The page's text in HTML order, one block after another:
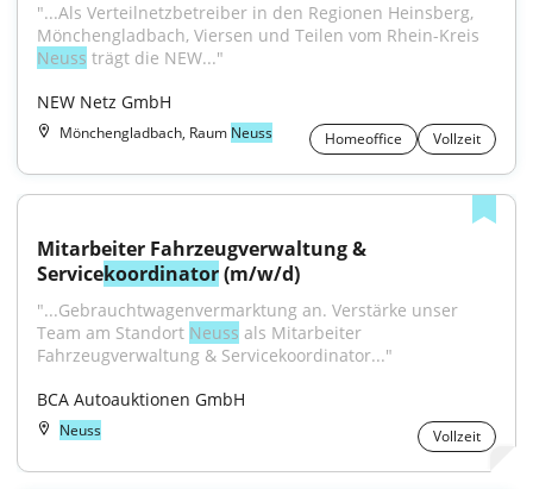
"...Als Verteilnetzbetreiber in den Regionen Heinsberg,
Neuss trägt die NEW..."
NEW Netz GmbH
Mönchengladbach, Raum Neuss Homeoffice Vollzeit
Mitarbeiter Fahrzeugverwaltung &
Servicekoordinator (m/w/d)
"...Gebrauchtwagenvermarktung an. Verstärke unser
Team am Standort Neuss als Mitarbeiter
Fahrzeugverwaltung & Servicekoordinator..."
BCA Autoauktionen GmbH
Neuss Vollzeit